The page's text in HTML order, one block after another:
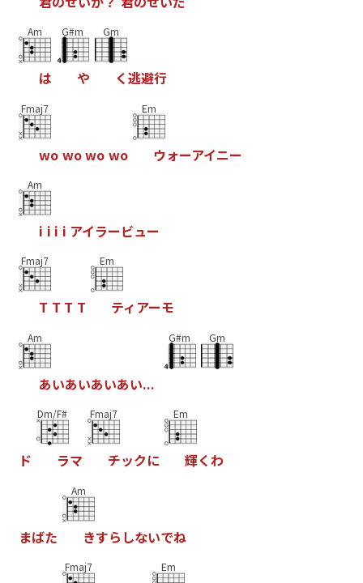
Am
は
G#m
や
Gm
く逃避行
Fmaj7
wo wowo wo
Em
ウォーアイニー
Am
i i i i アイラービュー
Fmaj7
T T T T
Em
ティ アーモ
Am
あいあいあいあい...
G#m Gm
ド
Dm/F#
ラマ
Fmaj7
チックに
Em
輝くわ
まばた
Am
きすら しないでね
Fmaj7 Em